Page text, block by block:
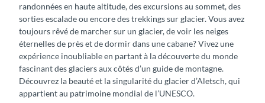
randonnées en haute altitude, des excursions au sommet, des
sorties escalade ou encore des trekkings sur glacier. Vous avez
toujours rêvé de marcher sur un glacier, de voir les neiges
éternelles de près et de dormir dans une cabane? Vivez une
expérience inoubliable en partant à la découverte du monde
fascinant des glaciers aux côtés d’un guide de montagne.
Découvrez la beauté et la singularité du glacier d’Aletsch, qui
appartient au patrimoine mondial de l’UNESCO.